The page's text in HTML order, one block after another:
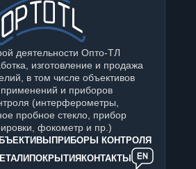
деятельности Опто-ТЛ
изготовление и продажа
в том числе объективов
и приборов
(интерферометры,
пробное стекло, прибор
фокометр и пр.)
ПРИБОРЫ КОНТРОЛЯ
ПОКРЫТИЯКОНТАКТЫ